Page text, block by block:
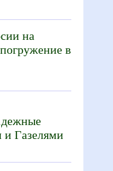
на
в
и Газелями